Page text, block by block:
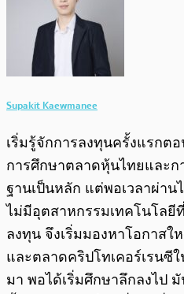
Supakit Kaewmanee
เริ่มรู้จักการลงทุนครั้งแรกต
การศึกษาตลาดหุ้นไทยและ
ฐานเป็นหลัก แต่พอเวลาผ่าน
ไม่มีอุตสาหกรรมเทคโนโลยี
ลงทุน จึงเริ่มมองหาโอกาสใ
และตลาดคริปโทเคอร์เรนซี
มา พอได้เริ่มศึกษาลึกลงไป